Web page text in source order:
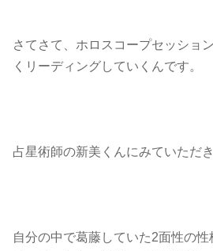
さてさて、ホロスコープセッショ
くリーディングしていくんです。
占星術師の新美くんにみていただ
自分の中で葛藤していた2面性の